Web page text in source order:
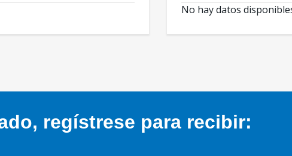
No hay datos
regístrese para recibir: